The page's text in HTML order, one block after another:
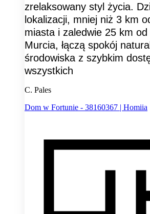
zrelaksowany styl życia.
lokalizacji, mniej niż 3 km
miasta i zaledwie 25 km
Murcia, łączą spokój
środowiska z szybkim
wszystkich
C. Pales
Dom w Fortunie - 38160367 | Homiia